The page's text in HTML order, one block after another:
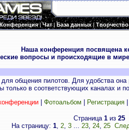
Конференция|Чат|База данных|Творчество
Наша конференция посвящена
вопросы и происходящие в
общения пилотов. Для удобства
только в соответствующих каналах и
| Фотоальбом Регистрация
Страница 1из 25
На страницу: 1, 2, 3 ... 23, 24, 25